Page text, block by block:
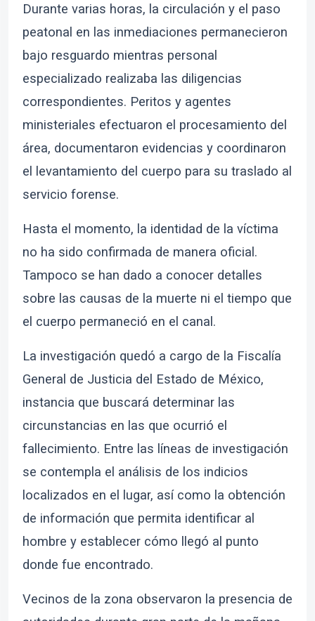
Durante varias horas, la circulación y el paso
peatonal en las inmediaciones permanecieron
bajo resguardo mientras personal
especializado realizaba las diligencias
correspondientes. Peritos y agentes
ministeriales efectuaron el procesamiento del
área, documentaron evidencias y coordinaron
el levantamiento del cuerpo para su traslado al
servicio forense.
Hasta el momento, la identidad de la víctima
no ha sido confirmada de manera oficial.
Tampoco se han dado a conocer detalles
sobre las causas de la muerte ni el tiempo que
el cuerpo permaneció en el canal.
La investigación quedó a cargo de la Fiscalía
General de Justicia del Estado de México,
instancia que buscará determinar las
circunstancias en las que ocurrió el
fallecimiento. Entre las líneas de investigación
se contempla el análisis de los indicios
localizados en el lugar, así como la obtención
de información que permita identificar al
hombre y establecer cómo llegó al punto
donde fue encontrado.
Vecinos de la zona observaron la presencia de